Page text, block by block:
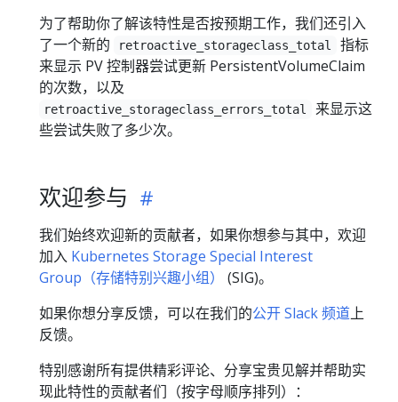
为了帮助你了解该特性是否按预期工作，我们还引入
了一个新的
retroactive_storageclass_total
指标
来显示 PV 控制器尝试更新 PersistentVolumeClaim
的次数，以及
retroactive_storageclass_errors_total
来显示这
些尝试失败了多少次。
欢迎参与
我们始终欢迎新的贡献者，如果你想参与其中，欢迎
加入 Kubernetes Storage Special Interest
Group（存储特别兴趣小组）
(SIG)。
如果你想分享反馈，可以在我们的公开 Slack 频道上
反馈。
特别感谢所有提供精彩评论、分享宝贵见解并帮助实
现此特性的贡献者们（按字母顺序排列）：